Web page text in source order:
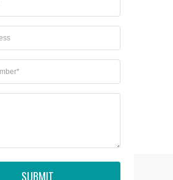
et iusto odio dignissimos
voluptatum deleniti
et quas molestias
& Programs
SUBMIT